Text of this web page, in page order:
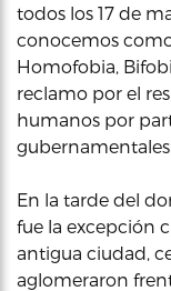
todos los 17 de
conocemos
Homofobia,
reclamo por el
humanos por
gubernamentales.
En la tarde del
fue la excepción
antigua ciudad,
aglomeraron